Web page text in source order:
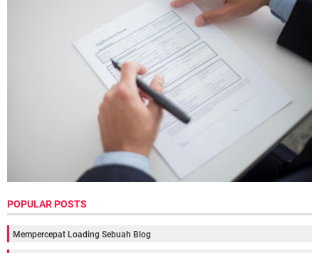
POPULAR POSTS
Mempercepat Loading Sebuah Blog